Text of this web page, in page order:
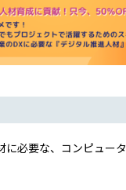
に必要な、コンピュー